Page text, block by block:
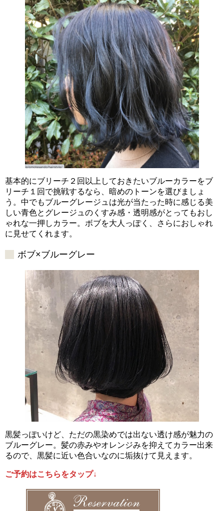
基本的にブリーチ２回以上しておきたいブルーカラーをブ
リーチ１回で挑戦するなら、暗めのトーンを選びましょ
う。中でもブルーグレージュは光が当たった時に感じる美
しい青色とグレージュのくすみ感・透明感がとってもおし
ゃれな一押しカラー。ボブを大人っぽく、さらにおしゃれ
に見せてくれます。
ボブ×ブルーグレー
黒髪っぽいけど、ただの黒染めでは出ない透け感が魅力の
ブルーグレー。髪の赤みやオレンジみを抑えてカラー出来
るので、黒髪に近い色合いなのに垢抜けて見えます。
ご予約はこちらをタップ↓